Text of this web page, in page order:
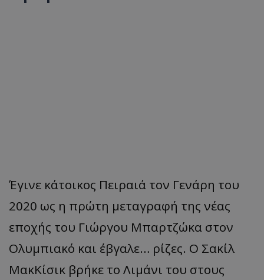
Έγινε κάτοικος Πειραιά τον Γενάρη του
2020 ως η πρώτη μεταγραφή της νέας
εποχής του Γιώργου Μπαρτζώκα στον
Ολυμπιακό και έβγαλε… ρίζες. Ο Σακίλ
ΜακΚίσικ βρήκε το Λιμάνι του στους